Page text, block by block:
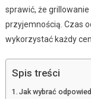
sprawić, że
przyjemnością. Czas
wykorzystać każdy
Spis treści
Jak wybrać